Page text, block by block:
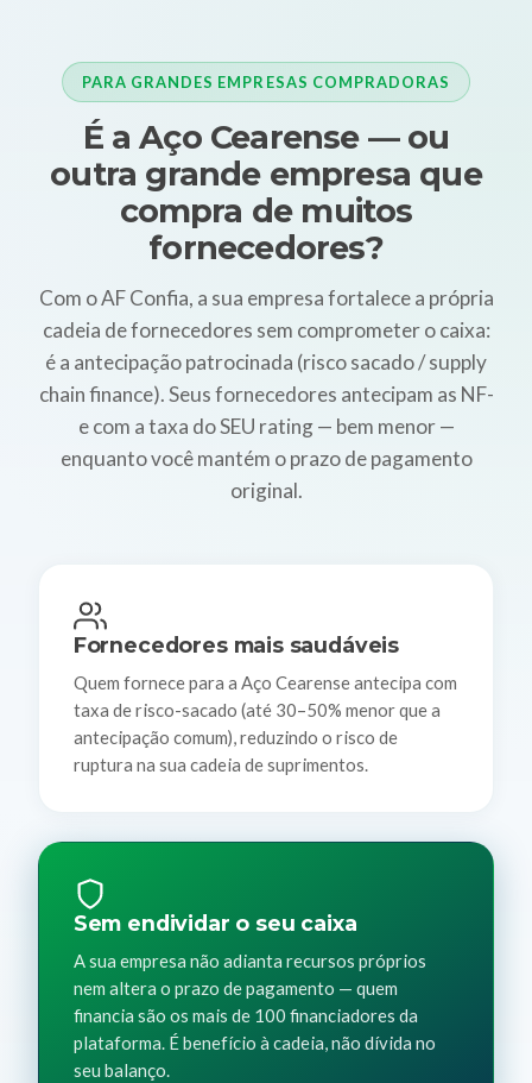
PARA GRANDES EMPRESAS COMPRADORAS
É a Aço Cearense — ou
outra grande empresa que
compra de muitos
fornecedores?
Com o AF Confia, a sua empresa fortalece a própria
cadeia de fornecedores sem comprometer o caixa:
é a antecipação patrocinada (risco sacado / supply
chain finance). Seus fornecedores antecipam as NF-
e com a taxa do SEU rating — bem menor —
enquanto você mantém o prazo de pagamento
original.
Fornecedores mais saudáveis
Quem fornece para a Aço Cearense antecipa com
taxa de risco-sacado (até 30–50% menor que a
antecipação comum), reduzindo o risco de
ruptura na sua cadeia de suprimentos.
Sem endividar o seu caixa
A sua empresa não adianta recursos próprios
nem altera o prazo de pagamento — quem
financia são os mais de 100 financiadores da
plataforma. É benefício à cadeia, não dívida no
seu balanço.